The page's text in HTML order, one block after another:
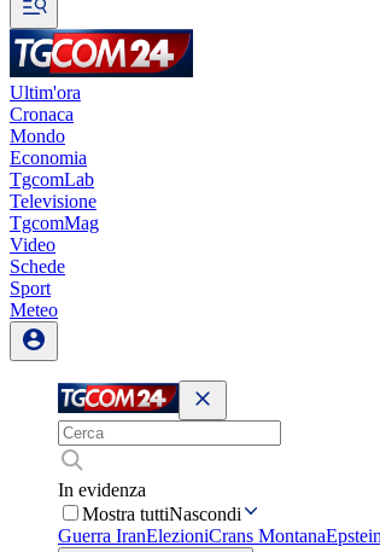
Ultim'ora
Cronaca
Mondo
Economia
TgcomLab
Televisione
TgcomMag
Video
Schede
Sport
Meteo
In evidenza
Mostra tuttiNascondi
Guerra IranElezioniCrans Montana